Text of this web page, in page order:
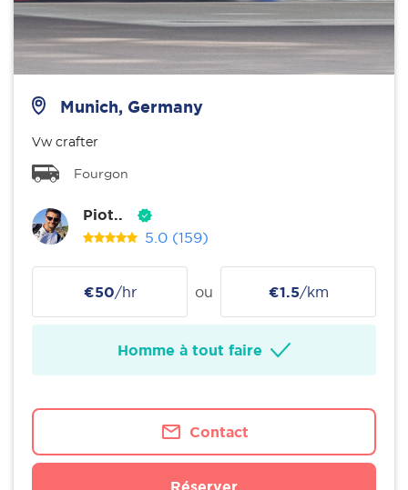
Munich, Germany
Vw crafter
Fourgon
Piot..
5.0 (159)
€50/hr ou €1.5/km
Homme à tout faire
Contact
Réserver